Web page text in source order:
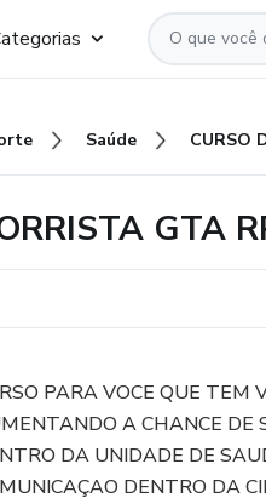
Saúde
GTA
PARA VOCE QUE TEM
A CHANCE DE
DA UNIDADE DE
DENTRO DA